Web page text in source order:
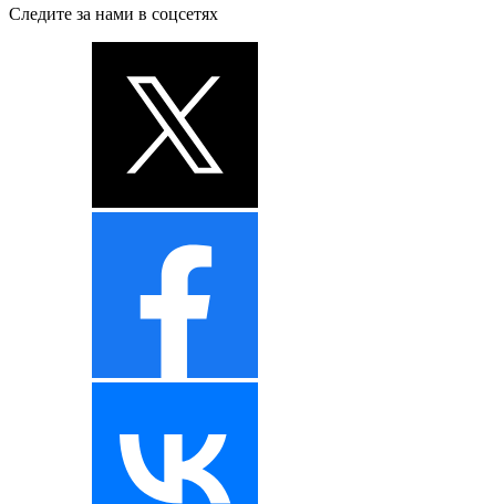
Следите за нами в соцсетях